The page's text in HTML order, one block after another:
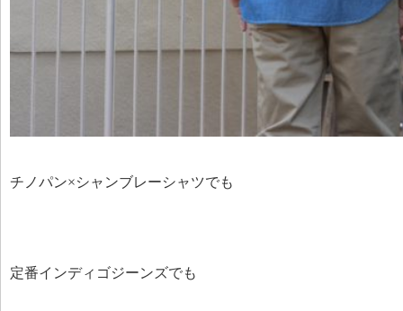
チノパン×シャンブレーシャツでも
定番インディゴジーンズでも